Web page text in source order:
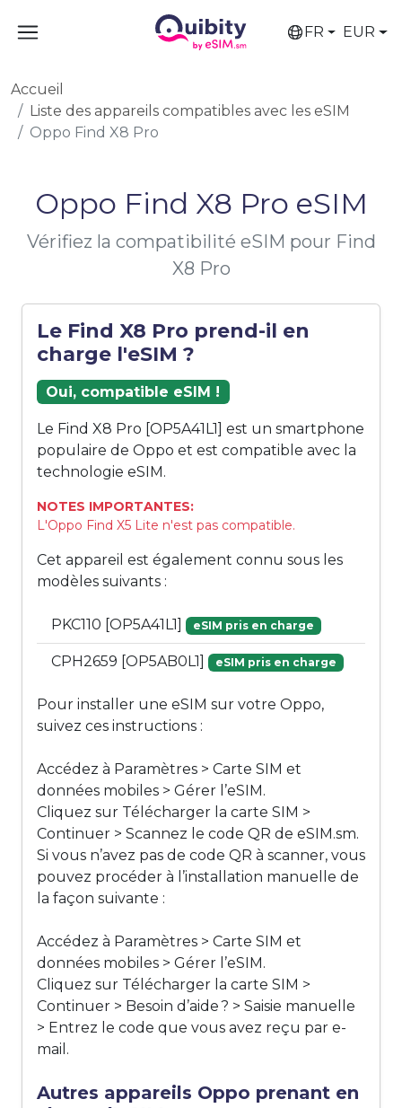
FR EUR
Accueil
Liste des appareils compatibles avec les eSIM
Oppo Find X8 Pro
Oppo Find X8 Pro eSIM
Vérifiez la compatibilité eSIM pour Find
X8 Pro
Le Find X8 Pro prend-il en
charge l'eSIM ?
Oui, compatible eSIM !
Le Find X8 Pro [OP5A41L1] est un smartphone
populaire de Oppo et est compatible avec la
technologie eSIM.
NOTES IMPORTANTES:
L'Oppo Find X5 Lite n'est pas compatible.
Cet appareil est également connu sous les
modèles suivants :
PKC110 [OP5A41L1] eSIM pris en charge
CPH2659 [OP5AB0L1] eSIM pris en charge
Pour installer une eSIM sur votre Oppo,
suivez ces instructions :
Accédez à Paramètres > Carte SIM et
données mobiles > Gérer l’eSIM.
Cliquez sur Télécharger la carte SIM >
Continuer > Scannez le code QR de eSIM.sm.
Si vous n’avez pas de code QR à scanner, vous
pouvez procéder à l’installation manuelle de
la façon suivante :
Accédez à Paramètres > Carte SIM et
données mobiles > Gérer l’eSIM.
Cliquez sur Télécharger la carte SIM >
Continuer > Besoin d’aide ? > Saisie manuelle
> Entrez le code que vous avez reçu par e-
mail.
Autres appareils Oppo prenant en